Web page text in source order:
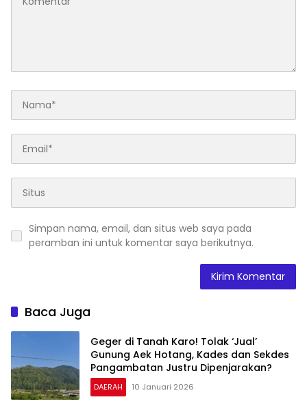
Simpan nama, email, dan situs web saya pada
peramban ini untuk komentar saya berikutnya.
Baca Juga
Geger di Tanah Karo! Tolak ‘Jual’
Gunung Aek Hotang, Kades dan Sekdes
Pangambatan Justru Dipenjarakan?
DAERAH 10 Januari 2026